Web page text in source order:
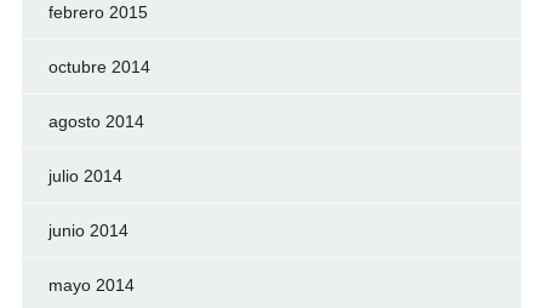
febrero 2015
octubre 2014
agosto 2014
julio 2014
junio 2014
mayo 2014